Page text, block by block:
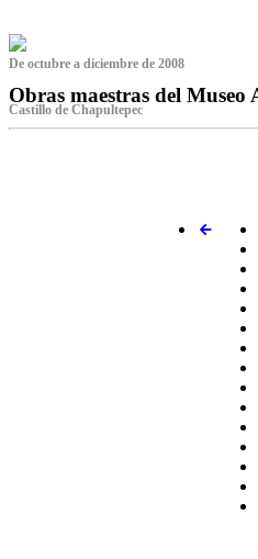
De octubre a diciembre de 2008
Obras maestras del Museo
Castillo de Chapultepec